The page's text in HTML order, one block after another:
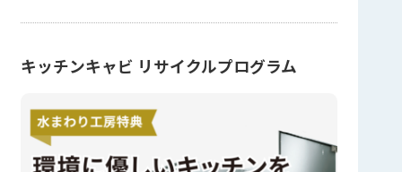
キッチンキャビ リサイクルプログラム